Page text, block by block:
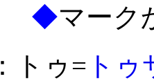
◆マーク
トゥ= ト